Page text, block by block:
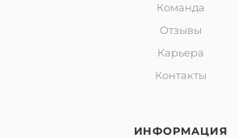
Команда
Отзывы
Карьера
Контакты
ИНФОРМАЦИЯ